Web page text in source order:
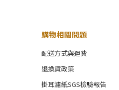
購物相關問題
配送方式與運費
退換貨政策
掛耳濾紙SGS檢驗報告